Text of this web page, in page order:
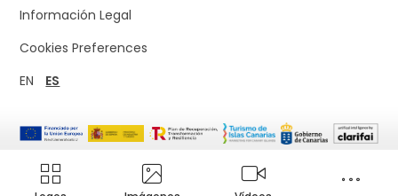
Información Legal
Cookies Preferences
EN
ES